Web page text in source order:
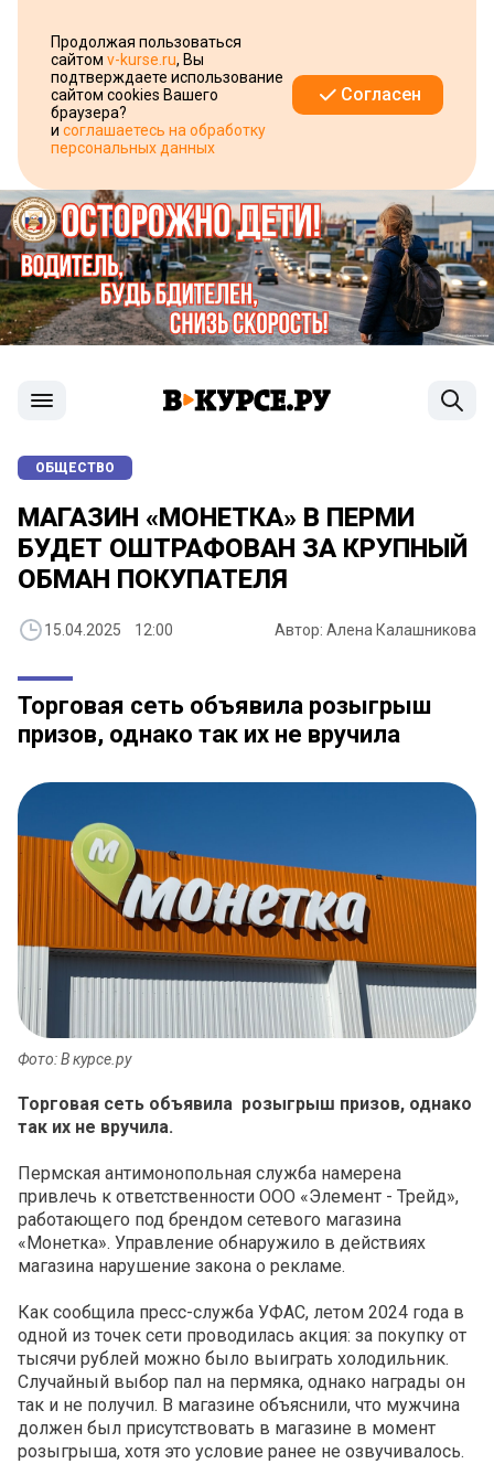
Продолжая пользоваться
сайтом v-kurse.ru, Вы
подтверждаете использование
сайтом cookies Вашего
браузера?
и соглашаетесь на обработку
персональных данных
Согласен
ОБЩЕСТВО
МАГАЗИН «МОНЕТКА» В ПЕРМИ
БУДЕТ ОШТРАФОВАН ЗА КРУПНЫЙ
ОБМАН ПОКУПАТЕЛЯ
15.04.2025 12:00 Автор: Алена Калашникова
Торговая сеть объявила розыгрыш
призов, однако так их не вручила
Фото: В курсе.ру
Торговая сеть объявила розыгрыш призов, однако
так их не вручила.
Пермская антимонопольная служба намерена
привлечь к ответственности ООО «Элемент - Трейд»,
работающего под брендом сетевого магазина
«Монетка». Управление обнаружило в действиях
магазина нарушение закона о рекламе.
Как сообщила пресс-служба УФАС, летом 2024 года в
одной из точек сети проводилась акция: за покупку от
тысячи рублей можно было выиграть холодильник.
Случайный выбор пал на пермяка, однако награды он
так и не получил. В магазине объяснили, что мужчина
должен был присутствовать в магазине в момент
розыгрыша, хотя это условие ранее не озвучивалось.